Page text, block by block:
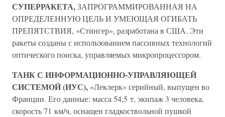
СУПЕРРАКЕТА,ЗАПРОГРАММИРОВАННАЯ НА
ОПРЕДЕЛЕННУЮ ЦЕЛЬ И УМЕЮЩАЯ ОГИБАТЬ
ПРЕПЯТСТВИЯ, «Стингер», разработана в США. Эти
ракеты созданы с использованием пассивных технологий
оптического поиска, управляемых микропроцессором.
ТАНК С ИНФОРМАЦИОННО-УПРАВЛЯЮЩЕЙ
СИСТЕМОЙ (ИУС), «Леклерк» серийный, выпущен во
Франции. Его данные: масса 54,5 т, экипаж 3 человека,
скорость 71 км/ч, оснащен гладкоствольной пушкой